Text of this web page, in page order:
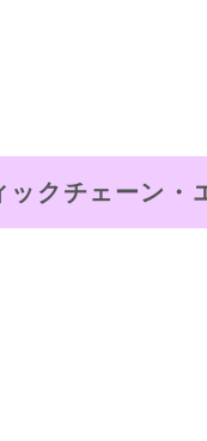
ックチェーン・